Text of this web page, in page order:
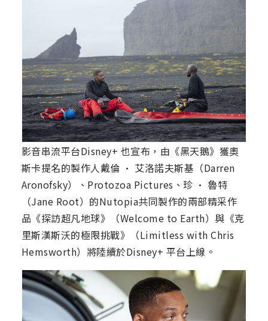
影音串流平台Disney+ 也宣布，由《黑天鵝》獲奧
斯卡提名的製作人戴倫 · 艾洛諾夫斯基（Darren
Aronofsky）、Protozoa Pictures、珍 · 魯特
（Jane Root）的Nutopia共同製作的兩部精采作
品《探訪超凡地球》（Welcome to Earth）與《克
里斯漢斯沃的極限挑戰》（Limitless with Chris
Hemsworth）將陸續於Disney+ 平台上線。